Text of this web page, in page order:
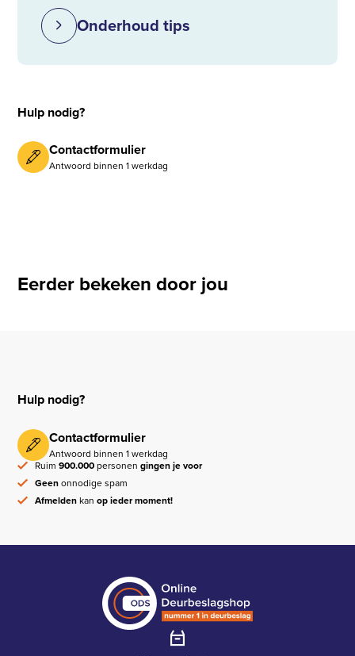
Onderhoud tips
Hulp nodig?
Contactformulier
Antwoord binnen 1 werkdag
Eerder bekeken door jou
Hulp nodig?
Contactformulier
Antwoord binnen 1 werkdag
Ruim900.000personengingen je voor
Geenonnodige spam
Afmeldenkanop ieder moment!